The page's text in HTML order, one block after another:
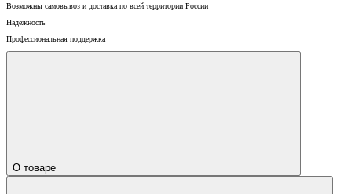
Возможны самовывоз и доставка по всей территории России
Надежность
Профессиональная поддержка
О товаре